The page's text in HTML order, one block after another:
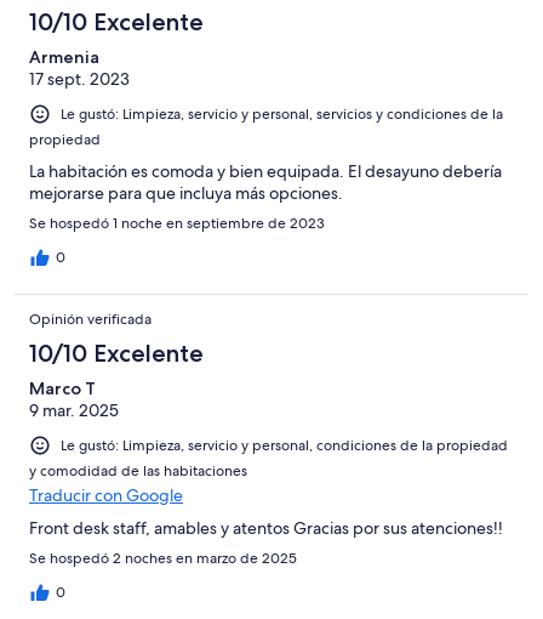
10/10 Excelente
Armenia
17 sept. 2023
Le gustó: Limpieza, servicio y personal, servicios y condiciones de la
propiedad
La habitación es comoda y bien equipada. El desayuno debería
mejorarse para que incluya más opciones.
Se hospedó 1 noche en septiembre de 2023
0
Opinión verificada
10/10 Excelente
Marco T
9 mar. 2025
Le gustó: Limpieza, servicio y personal, condiciones de la propiedad
y comodidad de las habitaciones
Traducir con Google
Front desk staff, amables y atentos Gracias por sus atenciones!!
Se hospedó 2 noches en marzo de 2025
0